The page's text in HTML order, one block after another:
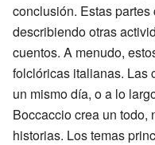
conclusión. Estas
describiendo otras
cuentos. A menudo,
folclóricas italianas. Las
un mismo día, o a lo
Boccaccio crea un todo,
historias. Los temas